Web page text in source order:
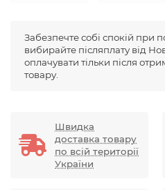
Забезпечте собі спокій при
вибирайте післяплату від
оплачувати тільки після
товару.
Швидка
доставка товару
по всій території
України